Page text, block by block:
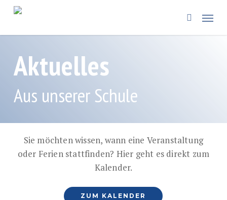
Skip
main
search
Menü
Aktuelles
Aus unserer Schule
Sie möchten wissen, wann eine Veranstaltung
oder Ferien stattfinden? Hier geht es direkt zum
Kalender.
ZUM KALENDER